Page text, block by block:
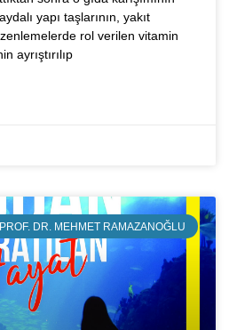
yapı taşlarının, yakıt
rol verilen vitamin
ayrıştırılıp
PROF. DR. MEHMET RAMAZANOĞLU